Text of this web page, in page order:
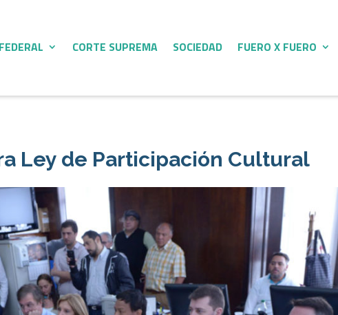
CORTE SUPREMA SOCIEDAD FUERO X FUERO
Ley de Participación Cultural